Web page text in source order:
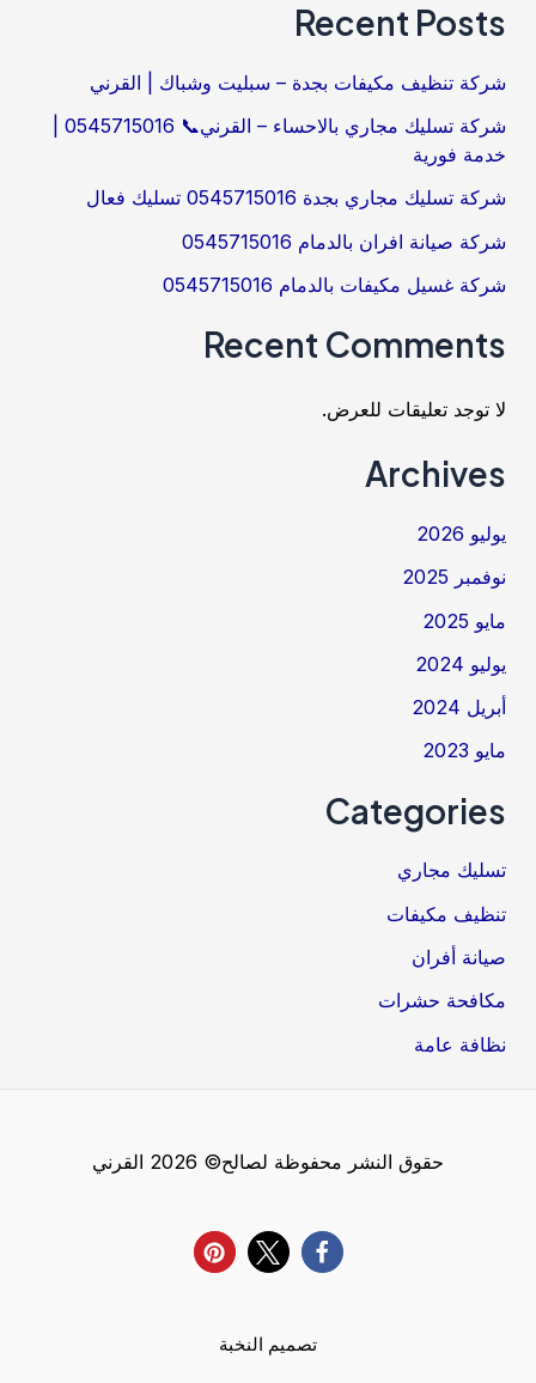
Recent Posts
شركة تنظيف مكيفات بجدة – سبليت وشباك | القرني
خدمة فورية
شركة تسليك مجاري بجدة 0545715016 تسليك فعال
شركة صيانة افران بالدمام 0545715016
شركة غسيل مكيفات بالدمام 0545715016
Recent Comments
لا توجد تعليقات للعرض.
Archives
يوليو 2026
نوفمبر 2025
مايو 2025
يوليو 2024
أبريل 2024
مايو 2023
Categories
تسليك مجاري
تنظيف مكيفات
صيانة أفران
مكافحة حشرات
نظافة عامة
حقوق النشر محفوظة لصالح© 2026 القرني
تصميم النخبة